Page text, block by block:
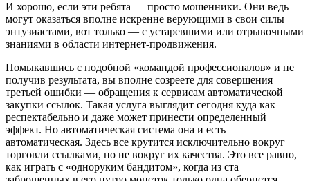
И хорошо, если эти ребята — просто мошенники. Они ведь
могут оказаться вполне искренне верующими в свои силы
энтузиастами, вот только — с устаревшими или отрывочными
знаниями в области интернет-продвижения.
Помыкавшись с подобной «командой профессионалов» и не
получив результата, вы вполне созреете для совершения
третьей ошибки — обращения к сервисам автоматической
закупки ссылок. Такая услуга выглядит сегодня куда как
респектабельно и даже может принести определенный
эффект. Но автоматическая система она и есть
автоматическая. Здесь все крутится исключительно вокруг
торговли ссылками, но не вокруг их качества. Это все равно,
как играть с «одноруким бандитом», когда из ста